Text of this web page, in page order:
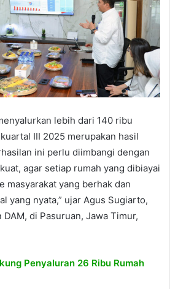
lebih dari 140 ribu
III 2025 merupakan hasil
ini perlu diimbangi dengan
agar setiap rumah yang dibiayai
masyarakat yang berhak dan
yang nyata,” ujar Agus Sugiarto,
di Pasuruan, Jawa Timur,
Penyaluran 26 Ribu Rumah